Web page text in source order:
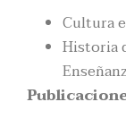
Cultura
Historia